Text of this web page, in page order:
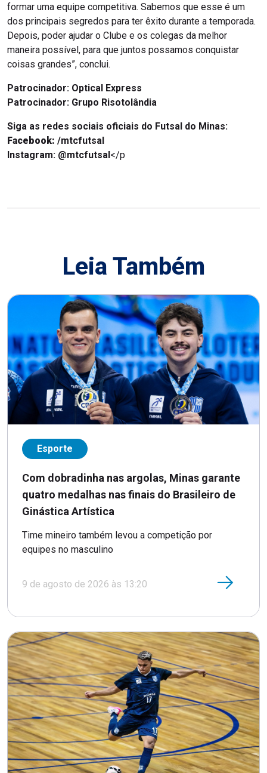
formar uma equipe competitiva. Sabemos que esse é um
dos principais segredos para ter êxito durante a temporada.
Depois, poder ajudar o Clube e os colegas da melhor
maneira possível, para que juntos possamos conquistar
coisas grandes”, conclui.
Patrocinador: Optical Express
Patrocinador: Grupo Risotolândia
Siga as redes sociais oficiais do Futsal do Minas:
Facebook: /mtcfutsal
Instagram: @mtcfutsal</p
Leia Também
Esporte
Com dobradinha nas argolas, Minas garante
quatro medalhas nas finais do Brasileiro de
Ginástica Artística
Time mineiro também levou a competição por
equipes no masculino
9 de agosto de 2026 às 13:20